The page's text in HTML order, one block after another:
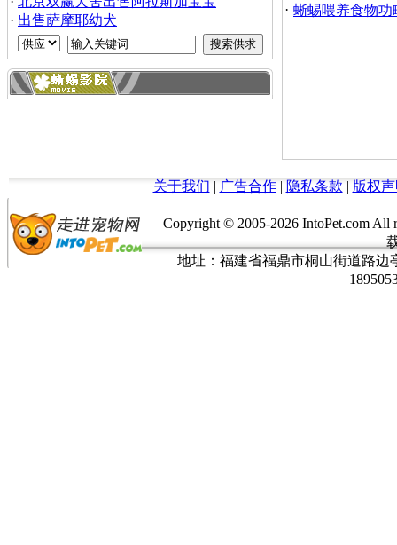
· 出售萨摩耶幼犬
· 蜥蜴喂养食物功
关于我们 | 广告合作| 隐私条款 | 版权
Copyright © 2005-2026 IntoPet.com
地址：福建省福鼎市桐山街道路边